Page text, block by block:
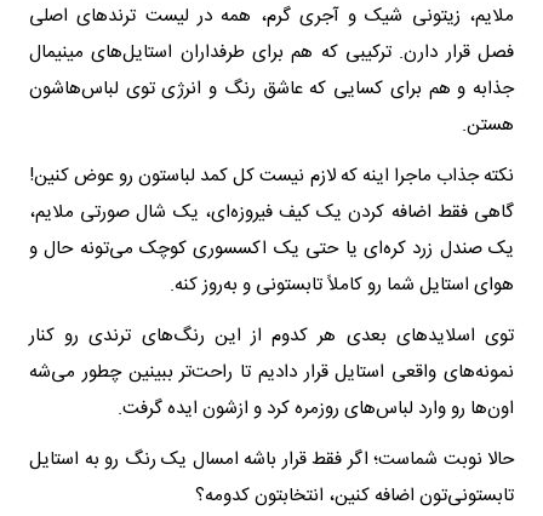
ملایم، زیتونی شیک و آجری گرم، همه در لیست ترندهای اصلی
فصل قرار دارن. ترکیبی که هم برای طرفداران استایل‌های مینیمال
جذابه و هم برای کسایی که عاشق رنگ و انرژی توی لباس‌هاشون
هستن.
نکته جذاب ماجرا اینه که لازم نیست کل کمد لباستون رو عوض کنین!
گاهی فقط اضافه کردن یک کیف فیروزه‌ای، یک شال صورتی ملایم،
یک صندل زرد کره‌ای یا حتی یک اکسسوری کوچک می‌تونه حال و
هوای استایل شما رو کاملاً تابستونی و به‌روز کنه.
توی اسلایدهای بعدی هر کدوم از این رنگ‌های ترندی رو کنار
نمونه‌های واقعی استایل قرار دادیم تا راحت‌تر ببینین چطور می‌شه
اون‌ها رو وارد لباس‌های روزمره کرد و ازشون ایده گرفت.
حالا نوبت شماست؛ اگر فقط قرار باشه امسال یک رنگ رو به استایل
تابستونی‌تون اضافه کنین، انتخابتون کدومه؟